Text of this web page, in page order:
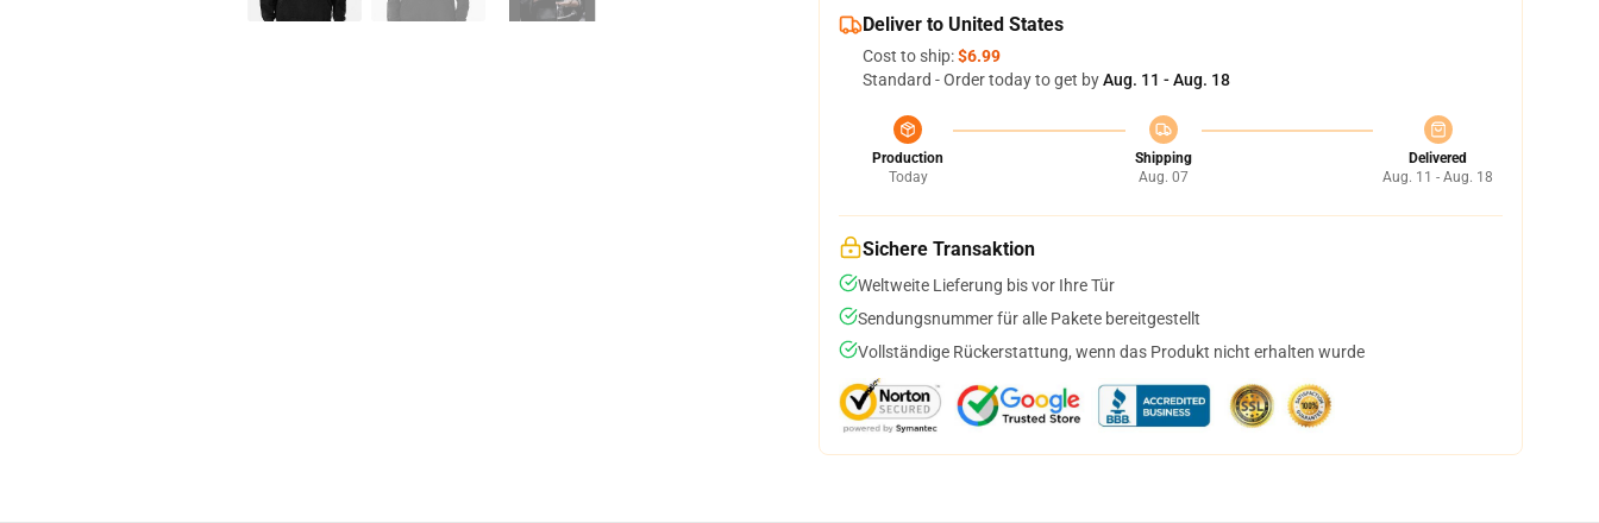
Deliver to United States
Cost to ship:$6.99
Standard - Order today to get byAug. 11 - Aug. 18
Production
Today
Shipping
Aug. 07
Delivered
Aug. 11 - Aug. 18
Sichere Transaktion
Weltweite Lieferung bis vor Ihre Tür
Sendungsnummer für alle Pakete bereitgestellt
Vollständige Rückerstattung, wenn das Produkt nicht erhalten wurde